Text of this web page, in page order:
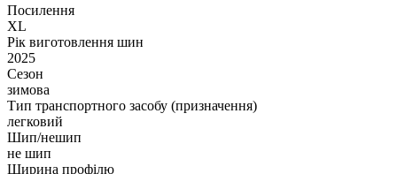
Посилення
XL
Рік виготовлення шин
2025
Сезон
зимова
Тип транспортного засобу (призначення)
легковий
Шип/нешип
не шип
Ширина профілю